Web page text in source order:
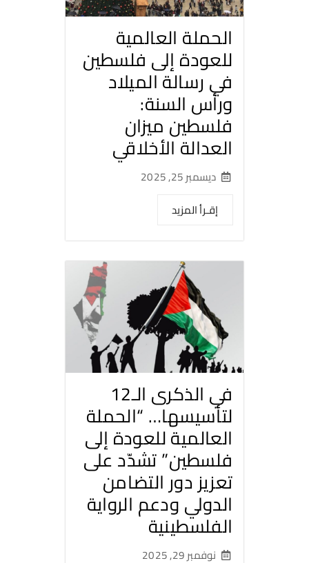
الحملة العالمية
للعودة إلى فلسطين
في رسالة الميلاد
ورأس السنة:
فلسطين ميزان
العدالة الأخلاقي
ديسمبر 25, 2025
إقـرأ المزيد
في الذكرى الـ12
لتأسيسها… “الحملة
العالمية للعودة إلى
فلسطين” تشدّد على
تعزيز دور التضامن
الدولي ودعم الرواية
الفلسطينية
نوفمبر 29, 2025